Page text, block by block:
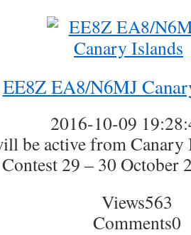
EE8Z EA8/N6MJ
2016-10-09
be active from
29 – 30 October
Views563
Comments0